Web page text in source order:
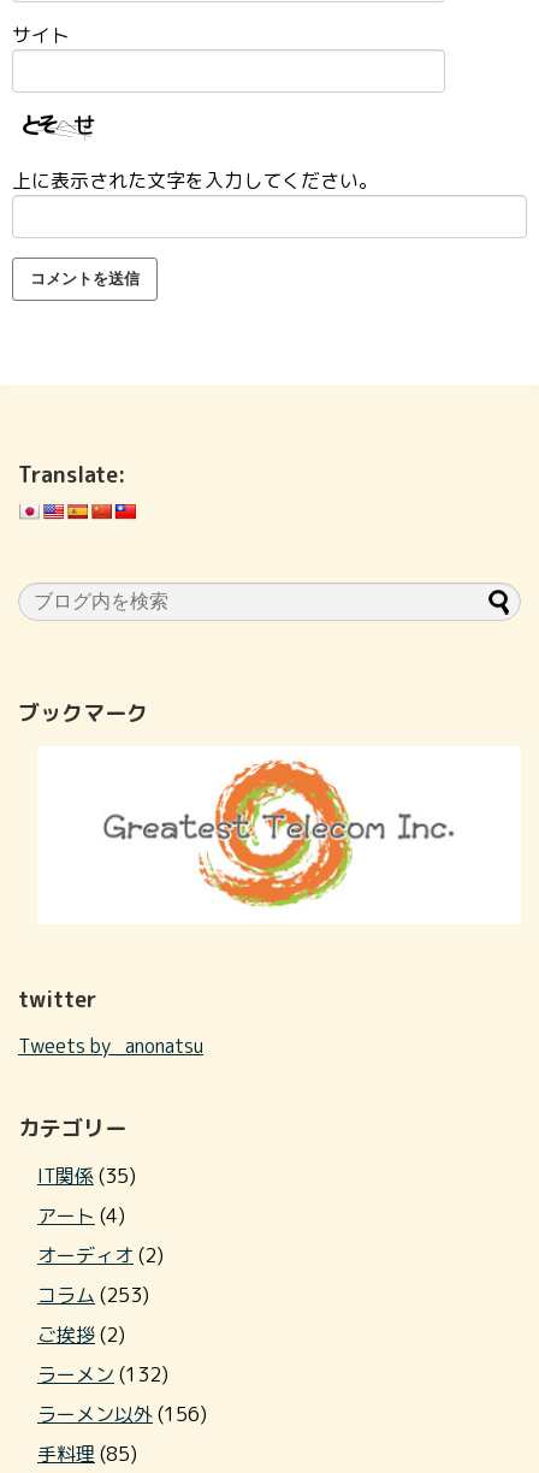
サイト
上に表示された文字を入力してください。
Translate:
ブックマーク
twitter
Tweets by _anonatsu
カテゴリー
IT関係(35)
アート (4)
オーディオ (2)
コラム (253)
ご挨拶(2)
ラーメン (132)
ラーメン以外(156)
手料理 (85)